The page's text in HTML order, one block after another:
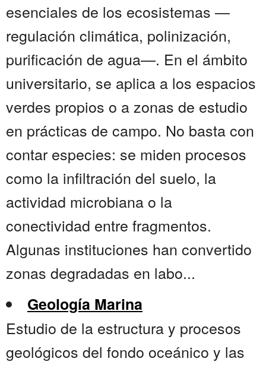
esenciales de los ecosistemas —
regulación climática, polinización,
purificación de agua—. En el ámbito
universitario, se aplica a los espacios
verdes propios o a zonas de estudio
en prácticas de campo. No basta con
contar especies: se miden procesos
como la infiltración del suelo, la
actividad microbiana o la
conectividad entre fragmentos.
Algunas instituciones han convertido
zonas degradadas en labo...
Geología Marina
Estudio de la estructura y procesos
geológicos del fondo oceánico y las